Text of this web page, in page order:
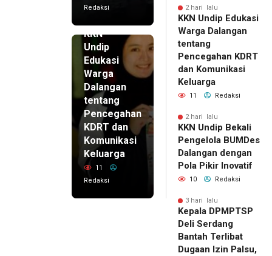
Redaksi
KKN
Undip
Edukasi
Warga
Dalangan
tentang
Pencegahan
KDRT dan
Komunikasi
Keluarga
11
Redaksi
2 hari lalu
KKN Undip Edukasi
Warga Dalangan
tentang
Pencegahan KDRT
dan Komunikasi
Keluarga
11 Redaksi
2 hari lalu
KKN Undip Bekali
Pengelola BUMDes
Dalangan dengan
Pola Pikir Inovatif
10 Redaksi
3 hari lalu
Kepala DPMPTSP
Deli Serdang
Bantah Terlibat
Dugaan Izin Palsu,